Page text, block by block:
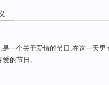
是一个关于爱情的节日,在这一天
的节日。